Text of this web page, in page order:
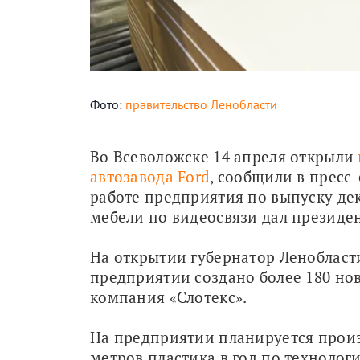
Фото: правительство Ленобласти
Во Всеволожске 14 апреля открыли
автозавода Ford, сообщили в
работе предприятия по выпуску
мебели по видеосвязи дал
На открытии губернатор
предприятии создано более 180
компания «Слотекс».
На предприятии планируется